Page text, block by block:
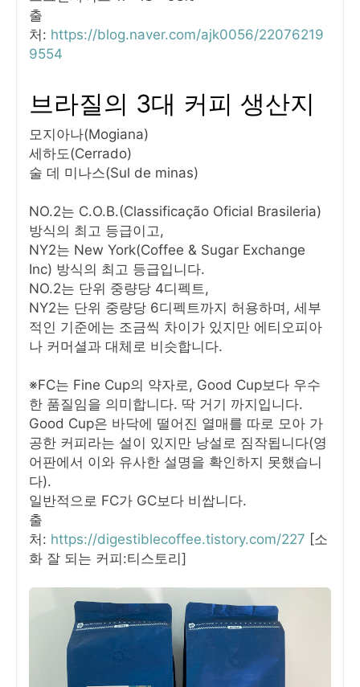
출
처: https://blog.naver.com/ajk0056/22076219
9554
브라질의 3대 커피 생산지
모지아나(Mogiana)
세하도(Cerrado)
술 데 미나스(Sul de minas)
NO.2는 C.O.B.(Classificação Oficial Brasileria)
방식의 최고 등급이고,
NY2는 New York(Coffee & Sugar Exchange
Inc) 방식의 최고 등급입니다.
NO.2는 단위 중량당 4디펙트,
NY2는 단위 중량당 6디펙트까지 허용하며, 세부
적인 기준에는 조금씩 차이가 있지만 에티오피아
나 커머셜과 대체로 비슷합니다.
※FC는 Fine Cup의 약자로, Good Cup보다 우수
한 품질임을 의미합니다. 딱 거기 까지입니다.
Good Cup은 바닥에 떨어진 열매를 따로 모아 가
공한 커피라는 설이 있지만 낭설로 짐작됩니다(영
어판에서 이와 유사한 설명을 확인하지 못했습니
다).
일반적으로 FC가 GC보다 비쌉니다.
출
처: https://digestiblecoffee.tistory.com/227 [소
화 잘 되는 커피:티스토리]